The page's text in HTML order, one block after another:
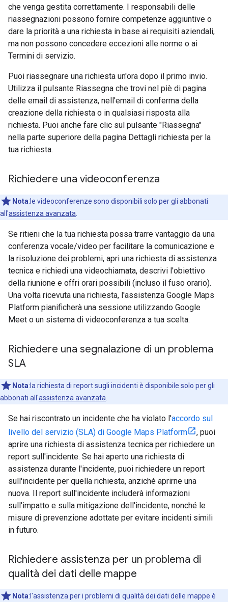
che venga gestita correttamente. I responsabili delle
riassegnazioni possono fornire competenze aggiuntive o
dare la priorità a una richiesta in base ai requisiti aziendali,
ma non possono concedere eccezioni alle norme o ai
Termini di servizio.
Puoi riassegnare una richiesta un'ora dopo il primo invio.
Utilizza il pulsante Riassegna che trovi nel piè di pagina
delle email di assistenza, nell'email di conferma della
creazione della richiesta o in qualsiasi risposta alla
richiesta. Puoi anche fare clic sul pulsante "Riassegna"
nella parte superiore della pagina Dettagli richiesta per la
tua richiesta.
Richiedere una videoconferenza
Nota:le videoconferenze sono disponibili solo per gli abbonati
all'assistenza avanzata
Se ritieni che la tua richiesta possa trarre vantaggio da una
conferenza vocale/video per facilitare la comunicazione e
la risoluzione dei problemi, apri una richiesta di assistenza
tecnica e richiedi una videochiamata, descrivi l'obiettivo
della riunione e offri orari possibili (incluso il fuso orario).
Una volta ricevuta una richiesta, l'assistenza Google Maps
Platform pianificherà una sessione utilizzando Google
Meet o un sistema di videoconferenza a tua scelta.
Richiedere una segnalazione di un problema
SLA
Nota:la richiesta di report sugli incidenti è disponibile solo per gli
abbonati all'assistenza avanzata
Se hai riscontrato un incidente che ha violato l'accordo sul
livello del servizio (SLA) di Google Maps Platform
, puoi
aprire una richiesta di assistenza tecnica per richiedere un
report sull'incidente. Se hai aperto una richiesta di
assistenza durante l'incidente, puoi richiedere un report
sull'incidente per quella richiesta, anziché aprirne una
nuova. Il report sull'incidente includerà informazioni
sull'impatto e sulla mitigazione dell'incidente, nonché le
misure di prevenzione adottate per evitare incidenti simili
in futuro.
Richiedere assistenza per un problema di
qualità dei dati delle mappe
Nota:l'assistenza per i problemi di qualità dei dati delle mappe è